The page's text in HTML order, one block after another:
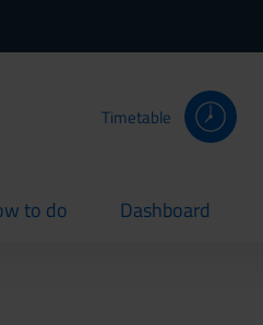
Timetable
to do Dashboard
current